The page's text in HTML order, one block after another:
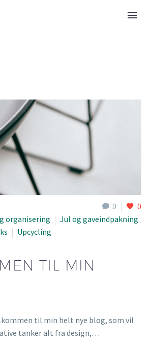
0 0
organisering
Jul og gaveindpakning
Upcycling
TIL MIN
til min helt nye blog, som vil
tanker alt fra design,…